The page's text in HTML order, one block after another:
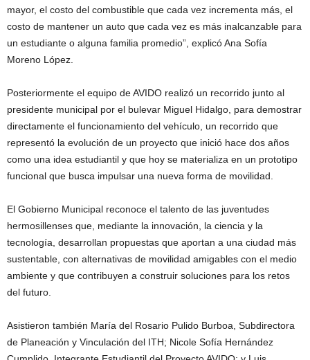
mayor, el costo del combustible que cada vez incrementa más, el
costo de mantener un auto que cada vez es más inalcanzable para
un estudiante o alguna familia promedio”, explicó Ana Sofía
Moreno López.
Posteriormente el equipo de AVIDO realizó un recorrido junto al
presidente municipal por el bulevar Miguel Hidalgo, para demostrar
directamente el funcionamiento del vehículo, un recorrido que
representó la evolución de un proyecto que inició hace dos años
como una idea estudiantil y que hoy se materializa en un prototipo
funcional que busca impulsar una nueva forma de movilidad.
El Gobierno Municipal reconoce el talento de las juventudes
hermosillenses que, mediante la innovación, la ciencia y la
tecnología, desarrollan propuestas que aportan a una ciudad más
sustentable, con alternativas de movilidad amigables con el medio
ambiente y que contribuyen a construir soluciones para los retos
del futuro.
Asistieron también María del Rosario Pulido Burboa, Subdirectora
de Planeación y Vinculación del ITH; Nicole Sofía Hernández